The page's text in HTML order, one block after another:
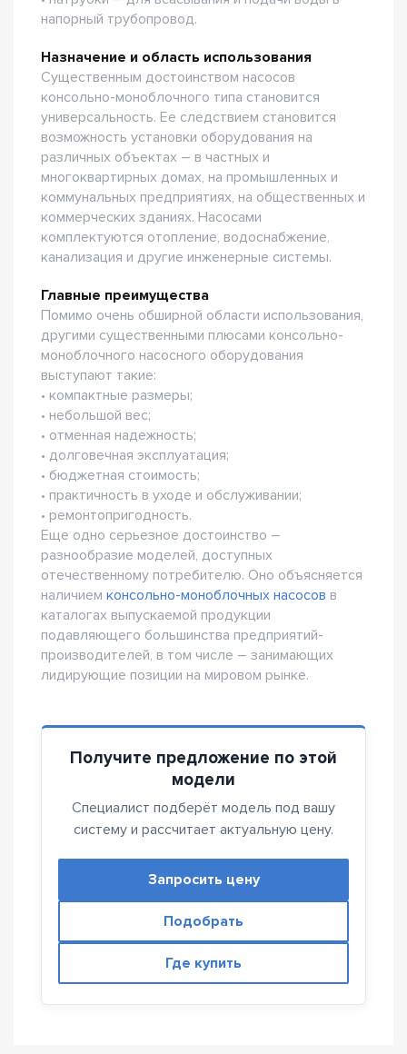
напорный трубопровод.
Назначение и область использования
Существенным достоинством насосов
консольно-моноблочного типа становится
универсальность. Ее следствием становится
возможность установки оборудования на
различных объектах – в частных и
многоквартирных домах, на промышленных и
коммунальных предприятиях, на общественных и
коммерческих зданиях. Насосами
комплектуются отопление, водоснабжение,
канализация и другие инженерные системы.
Главные преимущества
Помимо очень обширной области использования,
другими существенными плюсами консольно-
моноблочного насосного оборудования
выступают такие:
• компактные размеры;
• небольшой вес;
• отменная надежность;
• долговечная эксплуатация;
• бюджетная стоимость;
• практичность в уходе и обслуживании;
• ремонтопригодность.
Еще одно серьезное достоинство –
разнообразие моделей, доступных
отечественному потребителю. Оно объясняется
наличием консольно-моноблочных насосов в
каталогах выпускаемой продукции
подавляющего большинства предприятий-
производителей, в том числе – занимающих
лидирующие позиции на мировом рынке.
Получите предложение по этой
модели
Специалист подберёт модель под вашу
систему и рассчитает актуальную цену.
Запросить цену
Подобрать
Где купить